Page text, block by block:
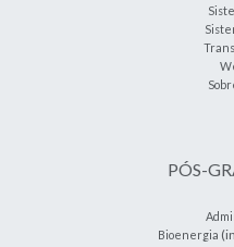
PÓS-
Bioenergia